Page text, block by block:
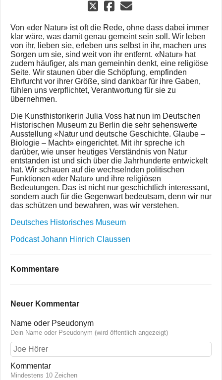
Von «der Natur» ist oft die Rede, ohne dass dabei immer
klar wäre, was damit genau gemeint sein soll. Wir leben
von ihr, lieben sie, erleben uns selbst in ihr, machen uns
Sorgen um sie, sind weit von ihr entfernt. «Natur» hat
zudem häufiger, als man gemeinhin denkt, eine religiöse
Seite. Wir staunen über die Schöpfung, empfinden
Ehrfurcht vor ihrer Größe, sind dankbar für ihre Gaben,
fühlen uns verpflichtet, Verantwortung für sie zu
übernehmen.
Die Kunsthistorikerin Julia Voss hat nun im Deutschen
Historischen Museum zu Berlin die sehr sehenswerte
Ausstellung «Natur und deutsche Geschichte. Glaube –
Biologie – Macht» eingerichtet. Mit ihr spreche ich
darüber, wie unser heutiges Verständnis von Natur
entstanden ist und sich über die Jahrhunderte entwickelt
hat. Wir schauen auf die wechselnden politischen
Funktionen «der Natur» und ihre religiösen
Bedeutungen. Das ist nicht nur geschichtlich interessant,
sondern auch für die Gegenwart bedeutsam, denn wir nur
das schützen und bewahren, was wir verstehen.
Deutsches Historisches Museum
Podcast Johann Hinrich Claussen
Kommentare
Neuer Kommentar
Name oder Pseudonym
Dein Name oder Pseudonym (wird öffentlich angezeigt)
Kommentar
Mindestens 10 Zeichen